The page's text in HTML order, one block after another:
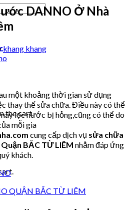
the cart.
DANNO Ở Nhà
khang khang
một khoảng thời gian sử dụng
thay thế sửa chữa. Điều này có thể
lọc nước bị hỏng,cũng có thể do
mỗi gia
cung cấp dịch vụ sửa chữa
BẮC TỪ LIÊM nhằm đáp ứng
khách.
QUẬN BẮC TỪ LIÊM